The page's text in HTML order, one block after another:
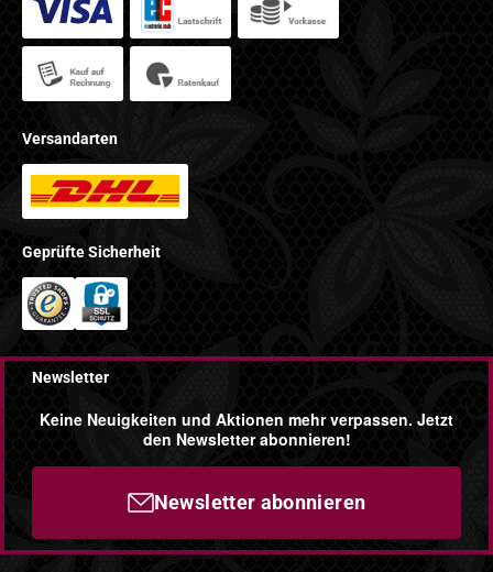
Versandarten
Geprüfte Sicherheit
Newsletter
Keine Neuigkeiten und Aktionen mehr verpassen. Jetzt
den Newsletter abonnieren!
Newsletter abonnieren